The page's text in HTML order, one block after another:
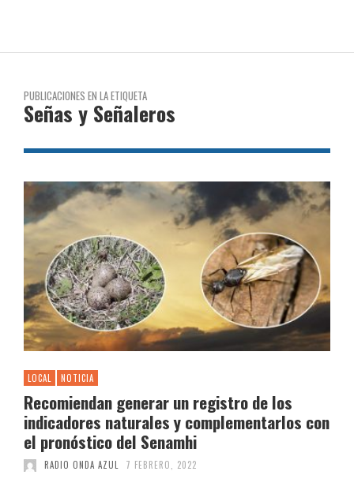
PUBLICACIONES EN LA ETIQUETA
Señas y Señaleros
LOCAL NOTICIA
Recomiendan generar un registro de los
indicadores naturales y complementarlos con
el pronóstico del Senamhi
RADIO ONDA AZUL 7 FEBRERO, 2022